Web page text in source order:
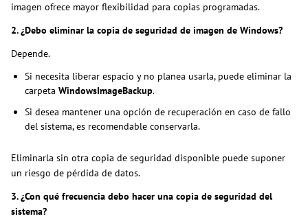
imagen ofrece mayor flexibilidad para copias programadas.
2. ¿Debo eliminar la copia de seguridad de imagen de Windows?
Depende.
Si necesita liberar espacio y no planea usarla, puede eliminar la
carpeta WindowsImageBackup.
Si desea mantener una opción de recuperación en caso de fallo
del sistema, es recomendable conservarla.
Eliminarla sin otra copia de seguridad disponible puede suponer
un riesgo de pérdida de datos.
3. ¿Con qué frecuencia debo hacer una copia de seguridad del
sistema?